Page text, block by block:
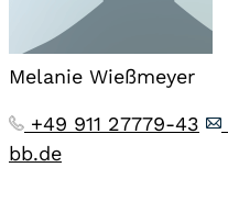
Melanie Wießmeyer
+49 911 27779-43
bb.de